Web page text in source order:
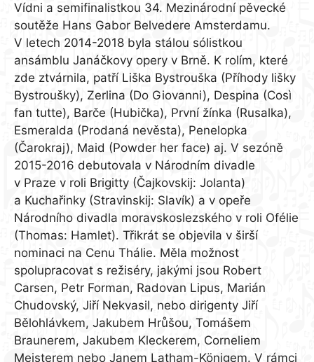
Vídni a semifinalistkou 34. Mezinárodní pěvecké
soutěže Hans Gabor Belvedere Amsterdamu.
V letech 2014-2018 byla stálou sólistkou
ansámblu Janáčkovy opery v Brně. K rolím, které
zde ztvárnila, patří Liška Bystrouška (Příhody lišky
Bystroušky), Zerlina (Do Giovanni), Despina (Così
fan tutte), Barče (Hubička), První žínka (Rusalka),
Esmeralda (Prodaná nevěsta), Penelopka
(Čarokraj), Maid (Powder her face) aj. V sezóně
2015-2016 debutovala v Národním divadle
v Praze v roli Brigitty (Čajkovskij: Jolanta)
a Kuchařinky (Stravinskij: Slavík) a v opeře
Národního divadla moravskoslezského v roli Ofélie
(Thomas: Hamlet). Třikrát se objevila v širší
nominaci na Cenu Thálie. Měla možnost
spolupracovat s režiséry, jakými jsou Robert
Carsen, Petr Forman, Radovan Lipus, Marián
Chudovský, Jiří Nekvasil, nebo dirigenty Jiří
Bělohlávkem, Jakubem Hrůšou, Tomášem
Braunerem, Jakubem Kleckerem, Corneliem
Meisterem nebo Janem Latham-Königem. V rámci